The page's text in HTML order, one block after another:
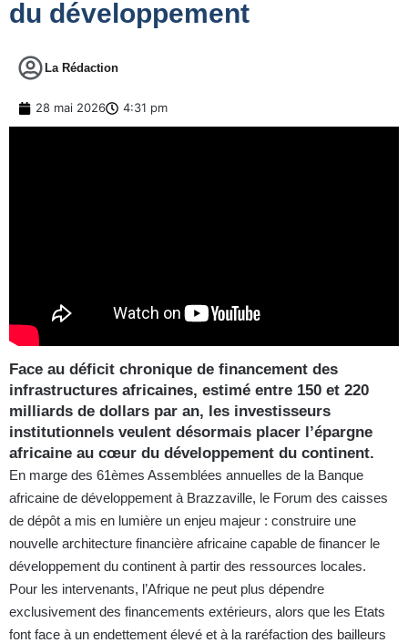
du développement
La Rédaction
28 mai 2026 4:31 pm
Face au déficit chronique de financement des
infrastructures africaines, estimé entre 150 et 220
milliards de dollars par an, les investisseurs
institutionnels veulent désormais placer l’épargne
africaine au cœur du développement du continent.
En marge des 61èmes Assemblées annuelles de la Banque
africaine de développement à Brazzaville, le Forum des caisses
de dépôt a mis en lumière un enjeu majeur : construire une
nouvelle architecture financière africaine capable de financer le
développement du continent à partir des ressources locales.
Pour les intervenants, l’Afrique ne peut plus dépendre
exclusivement des financements extérieurs, alors que les Etats
font face à un endettement élevé et à la raréfaction des bailleurs